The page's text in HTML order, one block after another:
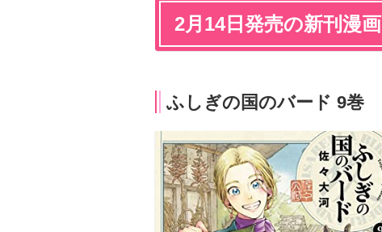
2月14日発売の新刊漫画
ふしぎの国のバード 9巻